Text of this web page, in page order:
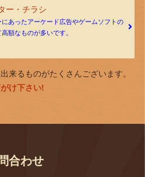
ー・チラシ
あったアーケード広告やゲームソフトの
額なものが多いです。
来るものがたくさんございます。
け下さい!
合わせ